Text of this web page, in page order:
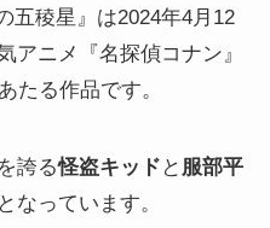
五稜星』は2024年4月12
アニメ『名探偵コナン』
たる作品です。
誇る怪盗キッド と 服部平
なっています。